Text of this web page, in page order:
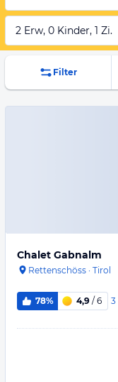
2 Erw, 0 Kinder, 1 Zi.
Filter
Chalet Gabnalm
Rettenschöss · Tirol
78% 4,9 / 6 3